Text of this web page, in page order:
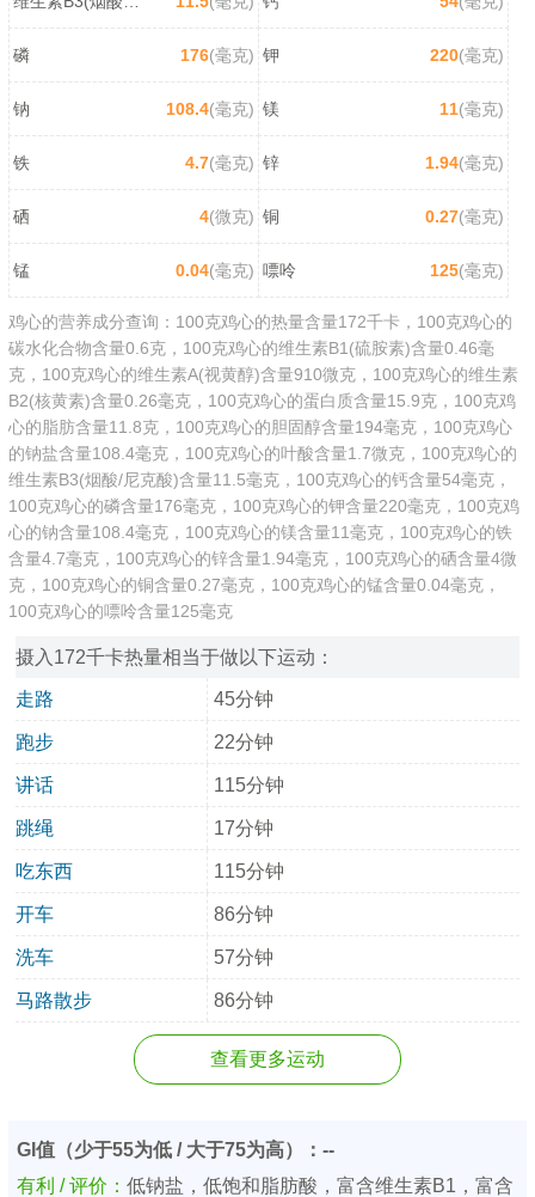
磷 176(毫克) 钾 220(毫克)
钠 108.4(毫克) 镁 11(毫克)
铁 4.7(毫克) 锌 1.94(毫克)
硒 4(微克) 铜 0.27(毫克)
锰 0.04(毫克) 嘌呤 125(毫克)
鸡心的营养成分查询：100克鸡心的热量含量172千卡，100克鸡心的
碳水化合物含量0.6克，100克鸡心的维生素B1(硫胺素)含量0.46毫
克，100克鸡心的维生素A(视黄醇)含量910微克，100克鸡心的维生素
B2(核黄素)含量0.26毫克，100克鸡心的蛋白质含量15.9克，100克鸡
心的脂肪含量11.8克，100克鸡心的胆固醇含量194毫克，100克鸡心
的钠盐含量108.4毫克，100克鸡心的叶酸含量1.7微克，100克鸡心的
维生素B3(烟酸/尼克酸)含量11.5毫克，100克鸡心的钙含量54毫克，
100克鸡心的磷含量176毫克，100克鸡心的钾含量220毫克，100克鸡
心的钠含量108.4毫克，100克鸡心的镁含量11毫克，100克鸡心的铁
含量4.7毫克，100克鸡心的锌含量1.94毫克，100克鸡心的硒含量4微
克，100克鸡心的铜含量0.27毫克，100克鸡心的锰含量0.04毫克，
100克鸡心的嘌呤含量125毫克
摄入172千卡热量相当于做以下运动：
走路 45分钟
跑步 22分钟
讲话 115分钟
跳绳 17分钟
吃东西 115分钟
开车 86分钟
洗车 57分钟
马路散步 86分钟
查看更多运动
GI值（少于55为低 / 大于75为高）：--
有利 / 评价： 低钠盐，低饱和脂肪酸，富含维生素B1，富含